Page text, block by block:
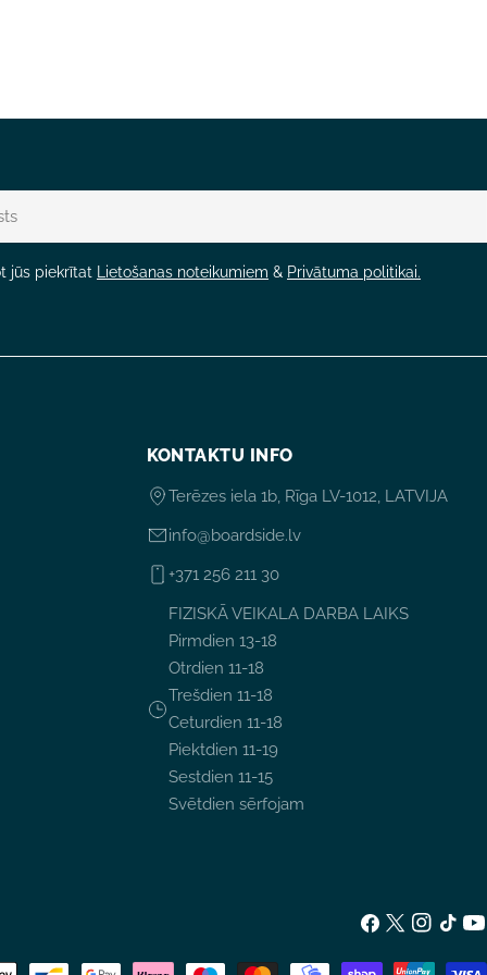
jūs piekrītat Lietošanas noteikumiem & Privātuma politikai.
KONTAKTU INFO
Terēzes iela 1b, Rīga LV-1012, LATVIJA
info@boardside.lv
+371 256 211 30
FIZISKĀ VEIKALA DARBA LAIKS
Pirmdien 13-18
Otrdien 11-18
Trešdien 11-18
Ceturdien 11-18
Piektdien 11-19
Sestdien 11-15
Svētdien sērfojam
Facebook
X
Instagram
TikTok